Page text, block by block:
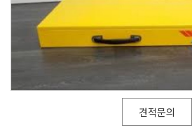
견적문의